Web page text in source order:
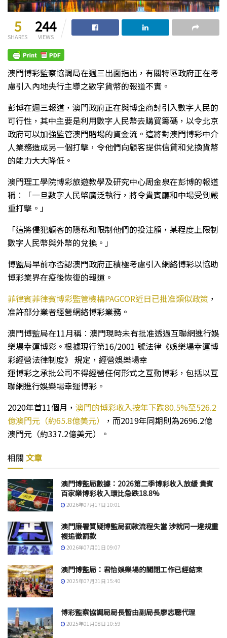
5
SHARES
244
VIEWS
澳門博彩監察協調局在週三出面指出，有關特區政府正在考
慮引入內地央行主導之數字貨幣的報道不實。
彭博在週三報道，澳門政府正在與博企商討引入數字人民的
可行性，其中主要是利用數字人民幣去購買籌碼，以令北京
政府可以加強監管澳門賭場的資金流。這將對澳門博彩中介
人業務造成另一個打擊，令他們向顧客提供信貸和兌換貨幣
的能力大大降低。
澳門理工學院博彩旅遊教學及研究中心周金泉在彭博的報道
稱︰「一旦數字人民幣廣泛執行，將令貴賓廳和中場受到嚴
重打擊。」
「這將侵犯顧客的隱私和限制他們的投注額，某程度上限制
數字人民幣與外幣的兌換。」
博監局早前亦否認澳門政府正積極考慮引入網絡博彩以協助
博彩業界在疫後恢復的報道。
菲律賓菲律賓博彩監管機構PAGCOR近日已批准類似政策 ，
准許部分業者經營網絡博彩業務。
澳門博監局在11月稱︰澳門現時未有批准透過互聯網進行娛
樂場幸運博彩。根據現行第16/2001 號法律《娛樂場幸運博
彩經營法律制度》 規定，經營娛樂場幸
運博彩之承批公司不得經營任何形式之互動博彩，包括以互
聯網進行娛樂場幸運博彩。
2020年首11個月， 澳門的博彩收入按年下跌80.5%至526.2
億澳門元（約65.8億美元）
，而2019年同期則為2696.2億
澳門元（約337.2億美元）。
相關 文章
澳門博監局數據：2026第二季博彩收入放緩 貴賓
百家樂博彩收入環比急跌18.8%
2026年07月17日 10:01
澳門廉署質疑博監局罰款流程失當 涉就同一違規重
複追徵罰款
2026年07月01日 09:07
澳門博監局：君怡娛樂場的關閉工作已經結束
2025年07月31日 15:40
博彩監察協調局局長暫由副局長廖志聰代理
2025年01月08日 10:59